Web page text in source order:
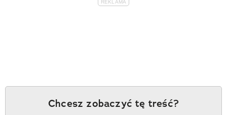
Chcesz zobaczyć tę treść?